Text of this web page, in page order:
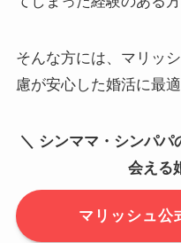
そんな方には、マリッ
慮が安心した婚活に最適
＼ シンママ・シンパパ
会える
マリッシュ公